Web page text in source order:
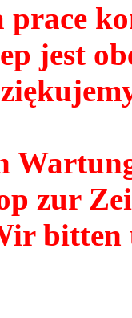
prace
jest
zur
bitten